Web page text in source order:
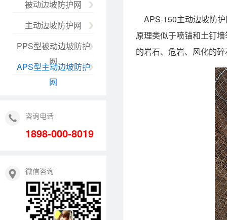
被动边坡防护网
主动边坡防护网
PPS型被动边坡防护
网
APS型主动边坡防护
网
咨询电话
1898-000-8019
微信咨询
APS-150主动边坡防
原理类似于喷锚和土钉
的岩石、危岩、风化的